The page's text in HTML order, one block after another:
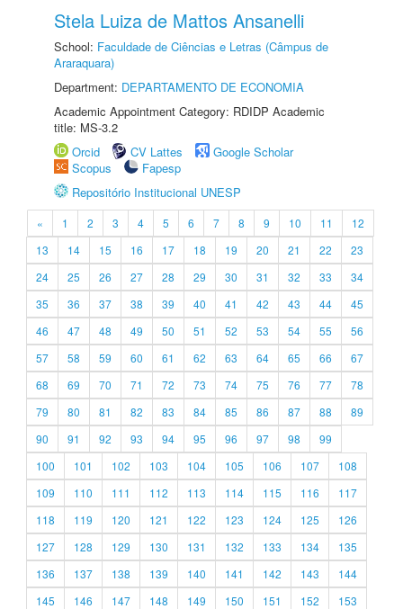
Stela Luiza de Mattos Ansanelli
School: Faculdade de Ciências e Letras (Câmpus de
Araraquara)
Department: DEPARTAMENTO DE ECONOMIA
Academic Appointment Category: RDIDP Academic
title: MS-3.2
Orcid
CV Lattes
Google Scholar
Scopus
Fapesp
Repositório Institucional UNESP
« 1 2 3 4 5 6 7 8 9 10 11
12
13
14 15 16 17 18 19 20 21 22
23
24
25 26 27 28 29 30 31 32 33
34
35
36 37 38 39 40 41 42 43 44
45
46
47 48 49 50 51 52 53 54 55
56
57
58 59 60 61 62 63 64 65 66
67
68
69 70 71 72 73 74 75 76 77
78
79
80 81 82 83 84 85 86 87 88
89
90
91 92 93 94 95 96 97 98
99
100
101 102 103 104 105 106 107
108
109
110 111 112 113 114 115 116
117
118
119 120 121 122 123 124 125
126
127
128 129 130 131 132 133 134
135
136
137 138 139 140 141 142 143
144
145
146 147 148 149 150 151 152
153